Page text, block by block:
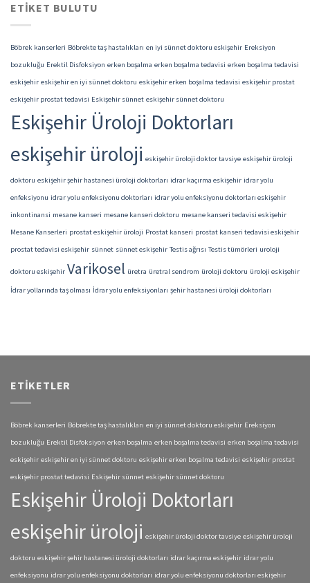
ETIKET BULUTU
Böbrek kanserleri Böbrekte taş hastalıkları en iyi sünnet doktoru eskişehir Ereksiyon
bozukluğu Erektil Disfoksiyon erken boşalma erken boşalma tedavisi erken boşalma tedavisi
eskişehir eskişehir en iyi sünnet doktoru eskişehir erken boşalma tedavisi eskişehir prostat
eskişehir prostat tedavisi Eskişehir sünnet eskişehir sünnet doktoru
Eskişehir Üroloji Doktorları
eskişehir üroloji eskişehir üroloji doktor tavsiye eskişehir üroloji
doktoru eskişehir şehir hastanesi üroloji doktorları idrar kaçırma eskişehir idrar yolu
enfeksiyonu idrar yolu enfeksiyonu doktorları idrar yolu enfeksiyonu doktorları eskişehir
inkontinansi mesane kanseri mesane kanseri doktoru mesane kanseri tedavisi eskişehir
Mesane Kanserleri prostat eskişehir üroloji Prostat kanseri prostat kanseri tedavisi eskişehir
prostat tedavisi eskişehir sünnet sünnet eskişehir Testis ağrısı Testis tümörleri uroloji
doktoru eskişehir Varikosel üretra üretral sendrom üroloji doktoru üroloji eskişehir
İdrar yollarında taş olması İdrar yolu enfeksiyonları şehir hastanesi üroloji doktorları
ETIKETLER
Böbrek kanserleri Böbrekte taş hastalıkları en iyi sünnet doktoru eskişehir Ereksiyon
bozukluğu Erektil Disfoksiyon erken boşalma erken boşalma tedavisi erken boşalma tedavisi
eskişehir eskişehir en iyi sünnet doktoru eskişehir erken boşalma tedavisi eskişehir prostat
eskişehir prostat tedavisi Eskişehir sünnet eskişehir sünnet doktoru
Eskişehir Üroloji Doktorları
eskişehir üroloji eskişehir üroloji doktor tavsiye eskişehir üroloji
doktoru eskişehir şehir hastanesi üroloji doktorları idrar kaçırma eskişehir idrar yolu
enfeksiyonu idrar yolu enfeksiyonu doktorları idrar yolu enfeksiyonu doktorları eskişehir